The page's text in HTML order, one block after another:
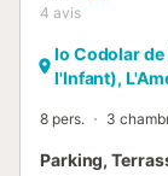
4 avis
lo Codolar
l'Infant),
8 pers. 3
Parking,